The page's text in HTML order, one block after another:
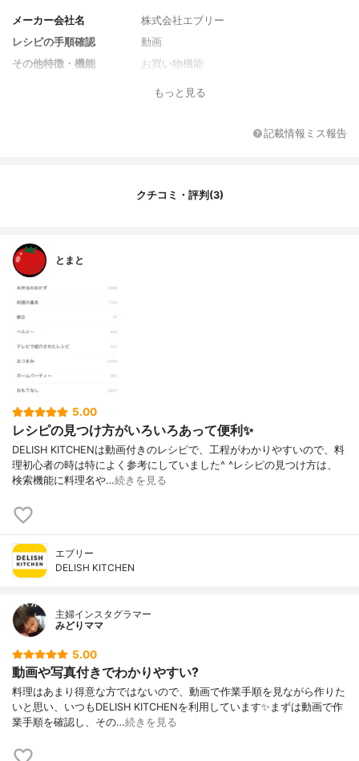
メーカー会社名
株式会社エブリー
レシピの手順確認
動画
その他特徴・機能
お買い物機能
もっと見る
記載情報ミス報告
クチコミ・評判(3)
とまと
5.00
レシピの見つけ方がいろいろあって便利✨
DELISH KITCHENは動画付きのレシピで、工程がわかりやすいので、料
理初心者の時は特によく参考にしていました^ ^レシピの見つけ方は、
検索機能に料理名や…続きを見る
エブリー
DELISH KITCHEN
主婦インスタグラマー
みどりママ
5.00
動画や写真付きでわかりやすい?
料理はあまり得意な方ではないので、動画で作業手順を見ながら作りた
いと思い、いつもDELISH KITCHENを利用しています✨まずは動画で作
業手順を確認し、その…続きを見る